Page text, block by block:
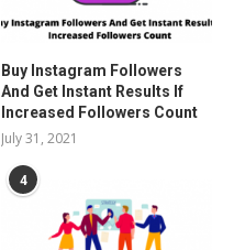
Buy Instagram Followers
And Get Instant Results If
Increased Followers Count
July 31, 2021
4